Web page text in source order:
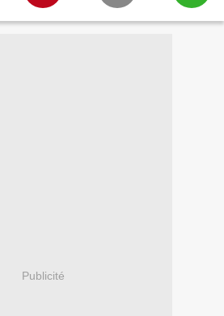
Publicité